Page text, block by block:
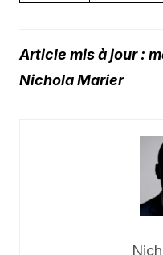
Article mis à jour :
Nichola Marier